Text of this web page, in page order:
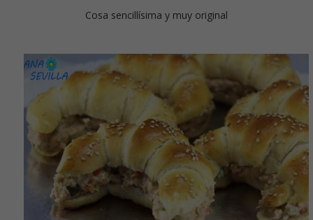
Cosa sencillísima y muy original